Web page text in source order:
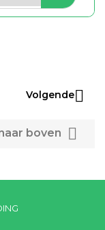
Volgende
boven 